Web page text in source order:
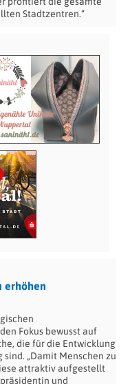
Stadtzentren.“
erhöhen
Fokus bewusst auf
die für die Entwicklung
„Damit Menschen zu
attraktiv aufgestellt
und